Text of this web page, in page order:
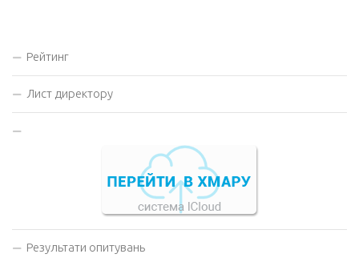
Рейтинг
Лист директору
Результати опитувань